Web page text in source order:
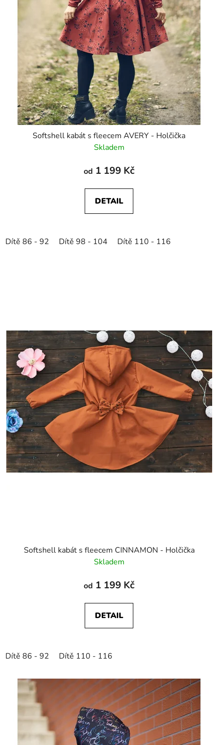
Softshell kabát s fleecem AVERY - Holčička
Skladem
od 1 199 Kč
DETAIL
Dítě 86 - 92 Dítě 98 - 104 Dítě 110 - 116
Softshell kabát s fleecem CINNAMON - Holčička
Skladem
od 1 199 Kč
DETAIL
Dítě 86 - 92 Dítě 110 - 116